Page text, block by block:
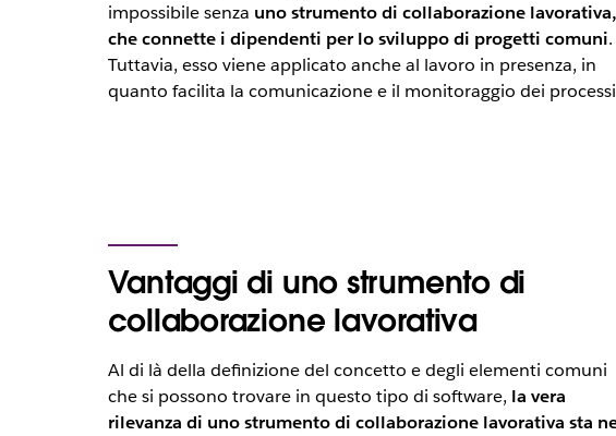
impossibile senza uno strumento di collaborazione lavorativa,
che connette i dipendenti per lo sviluppo di progetti comuni.
Tuttavia, esso viene applicato anche al lavoro in presenza, in
quanto facilita la comunicazione e il monitoraggio dei
Vantaggi di uno strumento di
collaborazione lavorativa
Al di là della definizione del concetto e degli elementi comuni
che si possono trovare in questo tipo di software, la vera
rilevanza di uno strumento di collaborazione lavorativa sta